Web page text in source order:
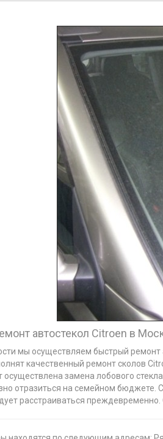
автостекол Citroen в
мы осуществляем быстрый
качественный ремонт сколов
замена лобового
отразиться на семейном бюджете.
расстраиваться